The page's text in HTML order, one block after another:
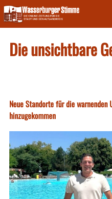
Skip
to
content
Die unsichtbare
Neue Standorte für die
hinzugekommen